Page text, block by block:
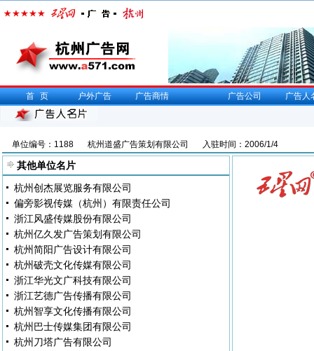
首页 户外广告 广告商情 广告公司 广告人
单位编号：1188 杭州道盛广告策划有限公司 入驻时间：2006/1/4
其他单位名片
杭州创杰展览服务有限公司
偏旁影视传媒（杭州）有限责任公司
浙江风盛传媒股份有限公司
杭州亿久发广告策划有限公司
杭州简阳广告设计有限公司
杭州破壳文化传媒有限公司
浙江华光文广科技有限公司
浙江艺德广告传播有限公司
杭州智享文化传播有限公司
杭州巴士传媒集团有限公司
杭州刀塔广告有限公司